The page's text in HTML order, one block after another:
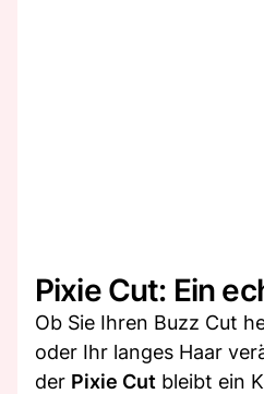
Pixie Cut: Ein
Ob Sie Ihren Buzz Cut
oder Ihr langes Haar
der Pixie Cut bleibt ein